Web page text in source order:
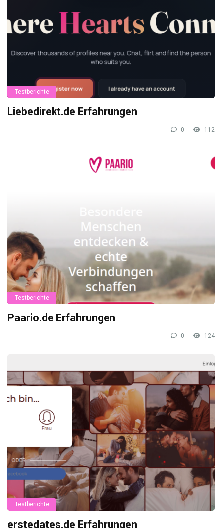
Testberichte
Liebedirekt.de Erfahrungen
0 112
Testberichte
Paario.de Erfahrungen
0 124
Testberichte
erstedates.de Erfahrungen